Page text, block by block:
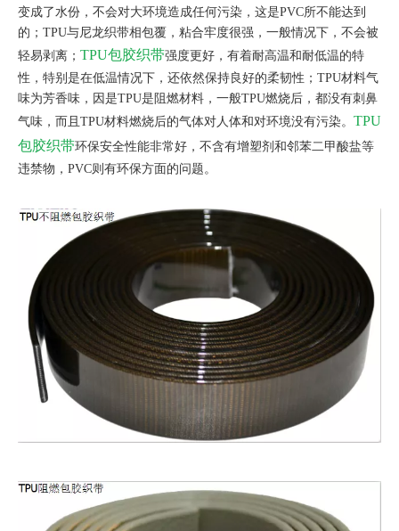
变成了水份，不会对大环境造成任何污染，这是PVC所不能达到
的；TPU与尼龙织带相包覆，粘合牢度很强，一般情况下，不会被
轻易剥离； TPU包胶织带强度更好，有着耐高温和耐低温的特
性，特别是在低温情况下，还依然保持良好的柔韧性；TPU材料气
味为芳香味，因是TPU是阻燃材料，一般TPU燃烧后，都没有刺鼻
气味，而且TPU材料燃烧后的气体对人体和对环境没有污染。 TPU
包胶织带环保安全性能非常好，不含有增塑剂和邻苯二甲酸盐等
违禁物，PVC则有环保方面的问题。